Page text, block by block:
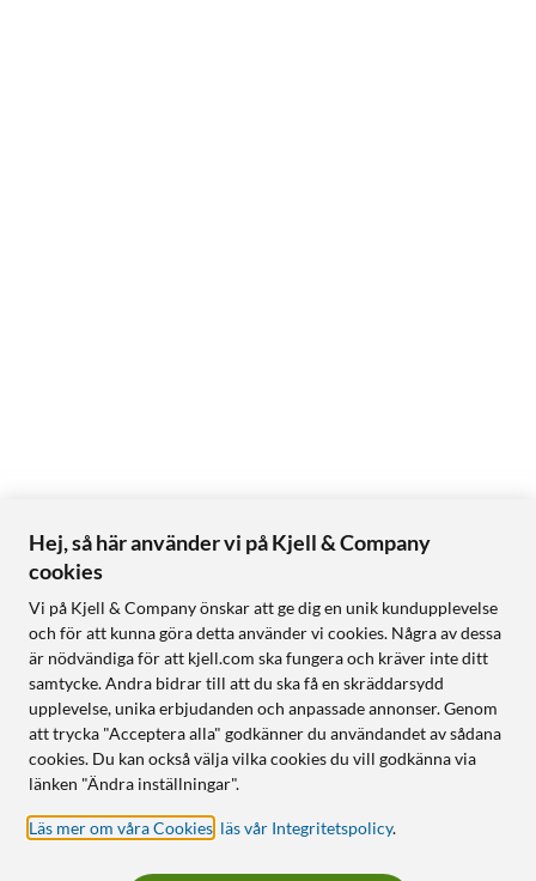
Hej, så här använder vi på Kjell & Company
cookies
Vi på Kjell & Company önskar att ge dig en unik kundupplevelse
och för att kunna göra detta använder vi cookies. Några av dessa
är nödvändiga för att kjell.com ska fungera och kräver inte ditt
samtycke. Andra bidrar till att du ska få en skräddarsydd
upplevelse, unika erbjudanden och anpassade annonser. Genom
att trycka "Acceptera alla" godkänner du användandet av sådana
cookies. Du kan också välja vilka cookies du vill godkänna via
länken "Ändra inställningar".
Läs mer om våra Cookies läs vår Integritetspolicy.